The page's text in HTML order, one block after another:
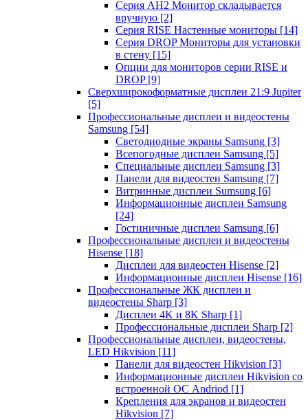
Серия AH2 Монитор складывается
вручную [2]
Серия RISE Настенные мониторы [14]
Серия DROP Мониторы для установки
в стену [15]
Опции для мониторов серии RISE и
DROP [9]
Сверхширокоформатные дисплеи 21:9 Jupiter
[5]
Профессиональные дисплеи и видеостены
Samsung [54]
Светодиодные экраны Samsung [3]
Всепогодные дисплеи Samsung [5]
Специальные дисплеи Samsung [3]
Панели для видеостен Samsung [7]
Витринные дисплеи Sumsung [6]
Информационные дисплеи Samsung
[24]
Гостиничные дисплеи Samsung [6]
Профессиональные дисплеи и видеостены
Hisense [18]
Дисплеи для видеостен Hisense [2]
Информационные дисплеи Hisense [16]
Профессиональные ЖК дисплеи и
видеостены Sharp [3]
Дисплеи 4K и 8K Sharp [1]
Профессиональные дисплеи Sharp [2]
Профессиональные дисплеи, видеостены,
LED Hikvision [11]
Панели для видеостен Hikvision [3]
Информационные дисплеи Hikvision со
встроенной ОС Andriod [1]
Крепления для экранов и видеостен
Hikvision [7]